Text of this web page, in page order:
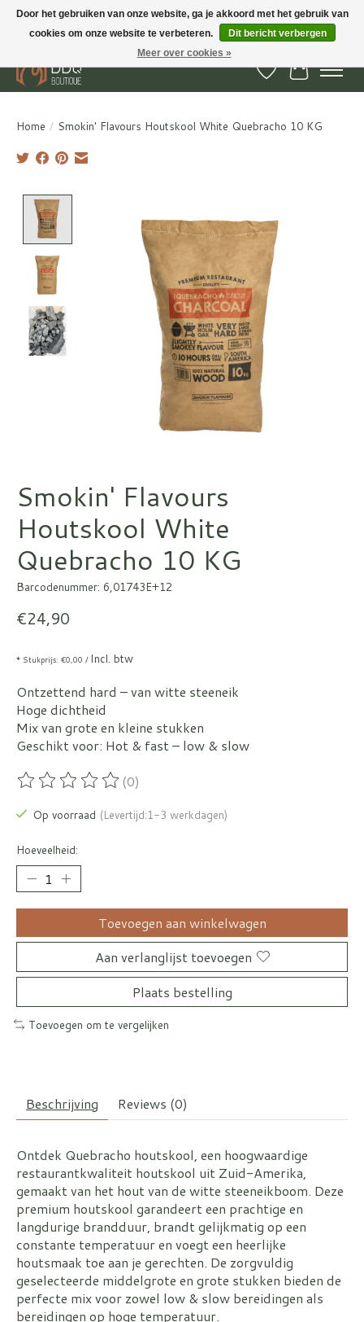
BBQ Boutique - Gratis verzenden en afhalen in Hedel en Kesteren
Verlanglijst
Home / Smokin' Flavours Houtskool White Quebracho 10 KG
Smokin' Flavours
Houtskool White
Quebracho 10 KG
Barcodenummer: 6,01743E+12
€24,90
* Stukprijs: €0,00 / Incl. btw
Ontzettend hard – van witte steeneik
Hoge dichtheid
Mix van grote en kleine stukken
Geschikt voor: Hot & fast – low & slow
De beoordeling van dit product is
(0)
Op voorraad (Levertijd:1-3 werkdagen)
Hoeveelheid:
Toevoegen aan winkelwagen
Aan verlanglijst toevoegen
Plaats bestelling
Toevoegen om te vergelijken
Beschrijving Reviews (0)
Ontdek Quebracho houtskool, een hoogwaardige
restaurantkwaliteit houtskool uit Zuid-Amerika,
gemaakt van het hout van de witte steeneikboom. Deze
premium houtskool garandeert een prachtige en
langdurige brandduur, brandt gelijkmatig op een
constante temperatuur en voegt een heerlijke
houtsmaak toe aan je gerechten. De zorgvuldig
geselecteerde middelgrote en grote stukken bieden de
perfecte mix voor zowel low & slow bereidingen als
bereidingen op hoge temperatuur.
Door het gebruiken van onze website, ga je akkoord met het gebruik van
cookies om onze website te verbeteren.
Dit bericht verbergen
Meer over cookies »